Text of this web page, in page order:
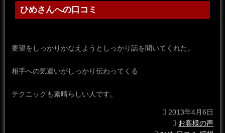
ひめさんへの口コミ
要望をしっかりかなえようとしっかり話を聞いてくれた。
相手への気遣いがしっかり伝わってくる
テクニックも素晴らしい人です。
2013年4月6日
お客様の声